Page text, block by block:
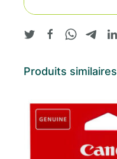
Produits similaires